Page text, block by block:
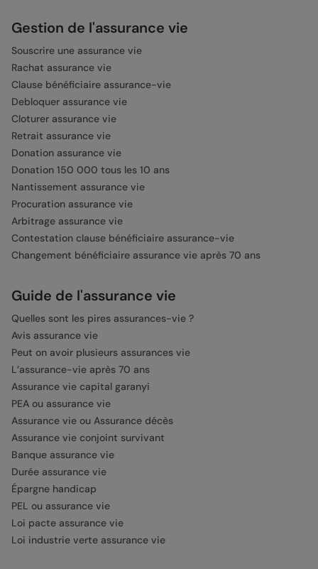
Gestion de l'assurance vie
Souscrire une assurance vie
Rachat assurance vie
Clause bénéficiaire assurance-vie
Debloquer assurance vie
Cloturer assurance vie
Retrait assurance vie
Donation assurance vie
Donation 150 000 tous les 10 ans
Nantissement assurance vie
Procuration assurance vie
Arbitrage assurance vie
Contestation clause bénéficiaire assurance-vie
Changement bénéficiaire assurance vie après 70 ans
Guide de l'assurance vie
Quelles sont les pires assurances-vie ?
Avis assurance vie
Peut on avoir plusieurs assurances vie
L’assurance-vie après 70 ans
Assurance vie capital garanyi
PEA ou assurance vie
Assurance vie ou Assurance décès
Assurance vie conjoint survivant
Banque assurance vie
Durée assurance vie
Épargne handicap
PEL ou assurance vie
Loi pacte assurance vie
Loi industrie verte assurance vie